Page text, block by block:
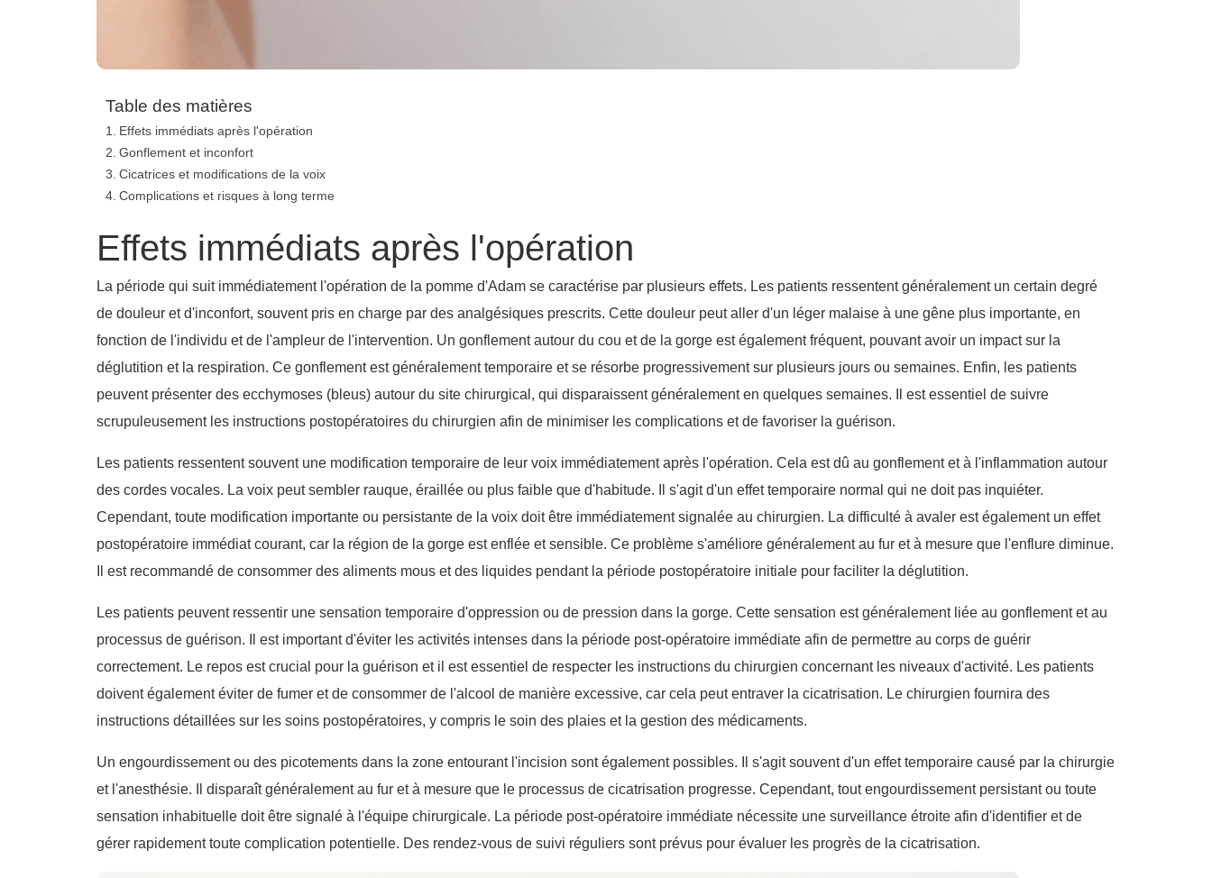
Table des matières
Effets immédiats après l'opération
Gonflement et inconfort
Cicatrices et modifications de la voix
Complications et risques à long terme
Effets immédiats après l'opération
La période qui suit immédiatement l'opération de la pomme d'Adam se caractérise par plusieurs effets. Les patients ressentent généralement un certain degré
de douleur et d'inconfort, souvent pris en charge par des analgésiques prescrits. Cette douleur peut aller d'un léger malaise à une gêne plus importante, en
fonction de l'individu et de l'ampleur de l'intervention. Un gonflement autour du cou et de la gorge est également fréquent, pouvant avoir un impact sur la
déglutition et la respiration. Ce gonflement est généralement temporaire et se résorbe progressivement sur plusieurs jours ou semaines. Enfin, les patients
peuvent présenter des ecchymoses (bleus) autour du site chirurgical, qui disparaissent généralement en quelques semaines. Il est essentiel de suivre
scrupuleusement les instructions postopératoires du chirurgien afin de minimiser les complications et de favoriser la guérison.
Les patients ressentent souvent une modification temporaire de leur voix immédiatement après l'opération. Cela est dû au gonflement et à l'inflammation autour
des cordes vocales. La voix peut sembler rauque, éraillée ou plus faible que d'habitude. Il s'agit d'un effet temporaire normal qui ne doit pas inquiéter.
Cependant, toute modification importante ou persistante de la voix doit être immédiatement signalée au chirurgien. La difficulté à avaler est également un effet
postopératoire immédiat courant, car la région de la gorge est enflée et sensible. Ce problème s'améliore généralement au fur et à mesure que l'enflure diminue.
Il est recommandé de consommer des aliments mous et des liquides pendant la période postopératoire initiale pour faciliter la déglutition.
Les patients peuvent ressentir une sensation temporaire d'oppression ou de pression dans la gorge. Cette sensation est généralement liée au gonflement et au
processus de guérison. Il est important d'éviter les activités intenses dans la période post-opératoire immédiate afin de permettre au corps de guérir
correctement. Le repos est crucial pour la guérison et il est essentiel de respecter les instructions du chirurgien concernant les niveaux d'activité. Les patients
doivent également éviter de fumer et de consommer de l'alcool de manière excessive, car cela peut entraver la cicatrisation. Le chirurgien fournira des
instructions détaillées sur les soins postopératoires, y compris le soin des plaies et la gestion des médicaments.
Un engourdissement ou des picotements dans la zone entourant l'incision sont également possibles. Il s'agit souvent d'un effet temporaire causé par la chirurgie
et l'anesthésie. Il disparaît généralement au fur et à mesure que le processus de cicatrisation progresse. Cependant, tout engourdissement persistant ou toute
sensation inhabituelle doit être signalé à l'équipe chirurgicale. La période post-opératoire immédiate nécessite une surveillance étroite afin d'identifier et de
gérer rapidement toute complication potentielle. Des rendez-vous de suivi réguliers sont prévus pour évaluer les progrès de la cicatrisation.